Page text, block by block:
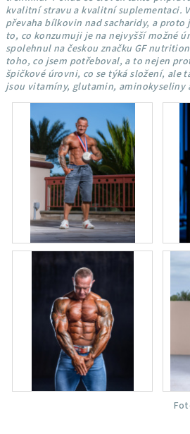
kvalitní stravu a kvalitní suplementaci.
převaha bílkovin nad sacharidy, a proto
to, co konzumuji je na nejvyšší možné
spolehnul na českou značku GF
toho, co jsem potřeboval, a to nejen
špičkové úrovni, co se týká složení, ale
jsou vitamíny, glutamin, aminokyseliny